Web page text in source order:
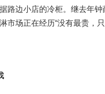
路边小店的冷柜。继去年
市场正在经历“没有最贵，只